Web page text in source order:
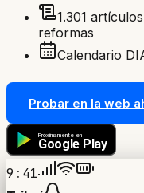
1.301
reformas
Calendario
Probar en la web
9:41